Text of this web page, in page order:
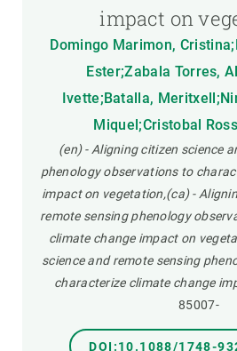
impact on
Domingo Marimon,
Ester;Zabala Torres,
Ivette;Batalla,
Miquel;Cristobal
(en) - Aligning citizen science
phenology observations to
impact on vegetation,(ca) -
remote sensing phenology
climate change impact on
science and remote sensing
characterize climate change
85007-
DOI:10.1088/1748-